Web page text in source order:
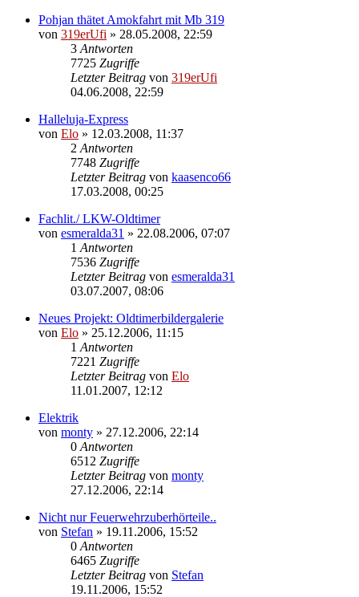
Pohjan thätet Amokfahrt mit Mb 319
von 319erUfi » 28.05.2008, 22:59
3 Antworten
7725 Zugriffe
Letzter Beitrag von 319erUfi
04.06.2008, 22:59
Halleluja-Express
von Elo » 12.03.2008, 11:37
2 Antworten
7748 Zugriffe
Letzter Beitrag von kaasenco66
17.03.2008, 00:25
Fachlit./ LKW-Oldtimer
von esmeralda31 » 22.08.2006, 07:07
1 Antworten
7536 Zugriffe
Letzter Beitrag von esmeralda31
03.07.2007, 08:06
Neues Projekt: Oldtimerbildergalerie
von Elo » 25.12.2006, 11:15
1 Antworten
7221 Zugriffe
Letzter Beitrag von Elo
11.01.2007, 12:12
Elektrik
von monty » 27.12.2006, 22:14
0 Antworten
6512 Zugriffe
Letzter Beitrag von monty
27.12.2006, 22:14
Nicht nur Feuerwehrzuberhörteile..
von Stefan » 19.11.2006, 15:52
0 Antworten
6465 Zugriffe
Letzter Beitrag von Stefan
19.11.2006, 15:52